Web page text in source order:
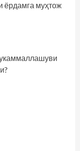
ёрдамга муҳтож